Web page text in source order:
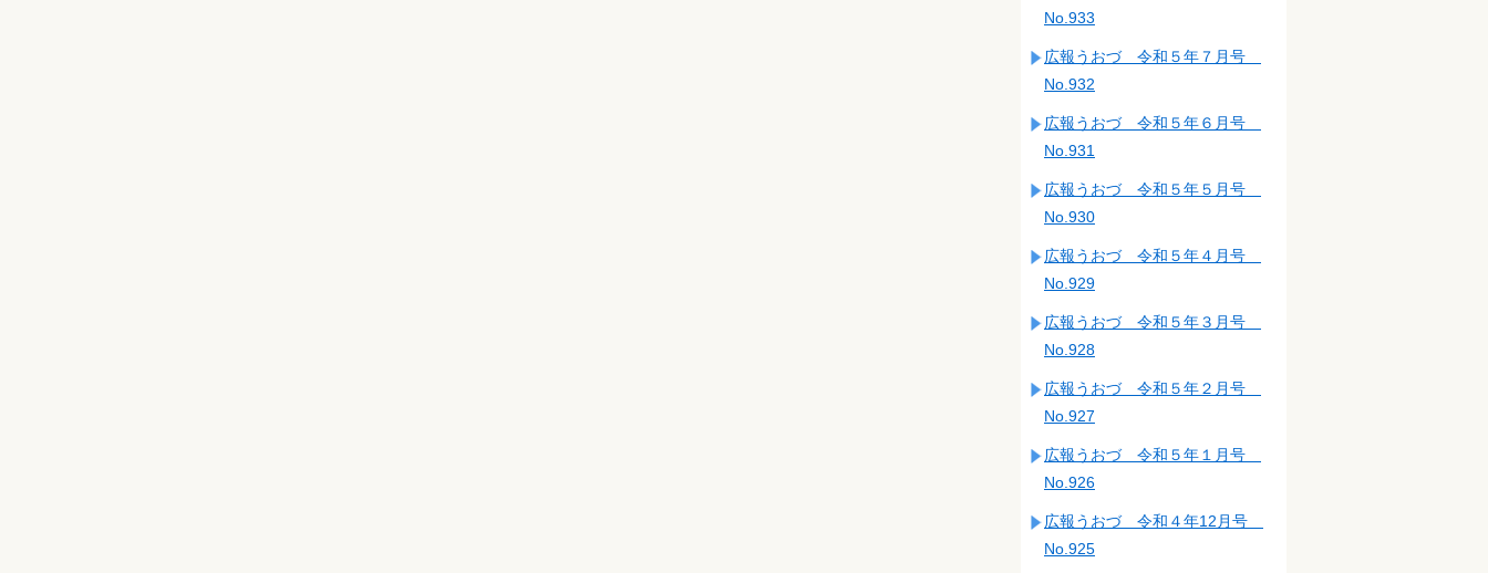
No.933
広報うおづ 令和５年７月号
No.932
広報うおづ 令和５年６月号
No.931
広報うおづ 令和５年５月号
No.930
広報うおづ 令和５年４月号
No.929
広報うおづ 令和５年３月号
No.928
広報うおづ 令和５年２月号
No.927
広報うおづ 令和５年１月号
No.926
広報うおづ 令和４年12月号
No.925